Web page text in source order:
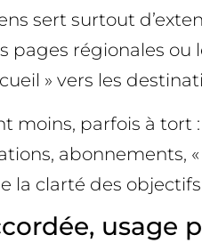
sert surtout
pages régionales
» vers les
moins, parfois à
abonnements,
clarté des
usage